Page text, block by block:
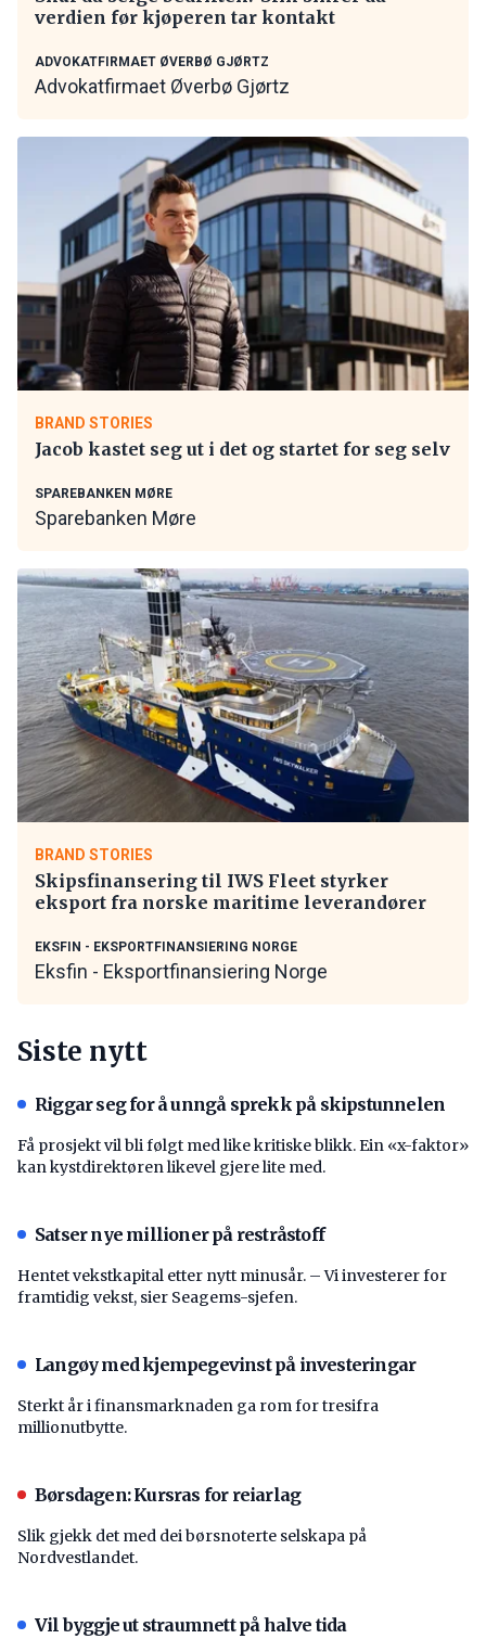
verdien før kjøperen tar kontakt
ADVOKATFIRMAET ØVERBØ GJØRTZ
Advokatfirmaet Øverbø Gjørtz
BRAND STORIES
Jacob kastet seg ut i det og startet for seg selv
SPAREBANKEN MØRE
Sparebanken Møre
BRAND STORIES
Skipsfinansering til IWS Fleet styrker
eksport fra norske maritime leverandører
EKSFIN - EKSPORTFINANSIERING NORGE
Eksfin - Eksportfinansiering Norge
Siste nytt
Riggar seg for å unngå sprekk på skipstunnelen
Få prosjekt vil bli følgt med like kritiske blikk. Ein «x-faktor»
kan kystdirektøren likevel gjere lite med.
Satser nye millioner på restråstoff
Hentet vekstkapital etter nytt minusår. – Vi investerer for
framtidig vekst, sier Seagems-sjefen.
Langøy med kjempegevinst på investeringar
Sterkt år i finansmarknaden ga rom for tresifra
millionutbytte.
Børsdagen: Kursras for reiarlag
Slik gjekk det med dei børsnoterte selskapa på
Nordvestlandet.
Vil byggje ut straumnett på halve tida